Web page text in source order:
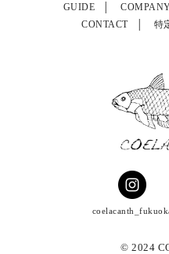
GUIDE
CONTACT
特
© 2024